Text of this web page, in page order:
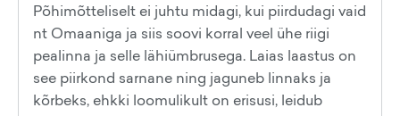
Põhimõtteliselt ei juhtu midagi, kui piirdudagi vaid
nt Omaaniga ja siis soovi korral veel ühe riigi
pealinna ja selle lähiümbrusega. Laias laastus on
see piirkond sarnane ning jaguneb linnaks ja
kõrbeks, ehkki loomulikult on erisusi, leidub